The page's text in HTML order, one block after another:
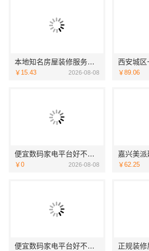
本地知名房屋装修服务环保嘉兴绿色之家建材科技
￥15.43 2026-08-08 ￥89.06
便宜数码家电平台好不好湖北省惠物电子商务有限公司
￥0 2026-08-08 ￥62.25
便宜数码家电平台好不好：湖北省惠物电子商务有限公司